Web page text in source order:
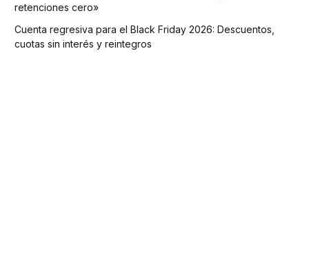
retenciones cero»
Cuenta regresiva para el Black Friday 2026: Descuentos,
cuotas sin interés y reintegros